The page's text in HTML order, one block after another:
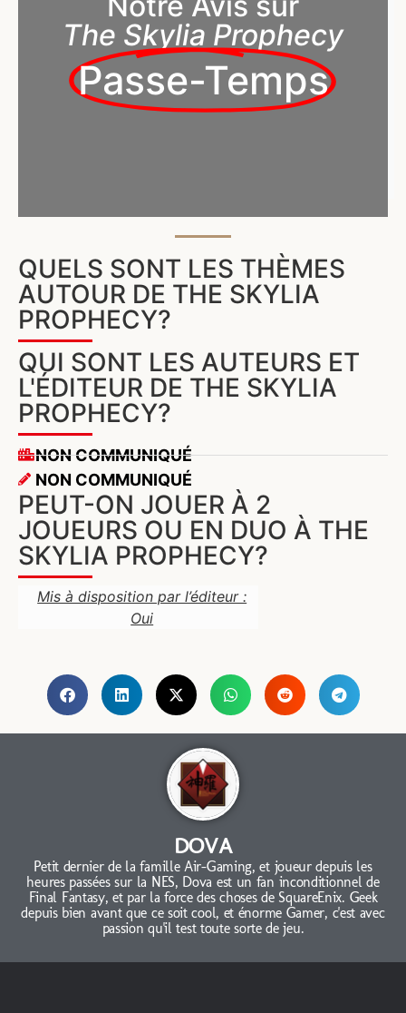
The Skylia Prophecy
Passe-Temps
QUELS SONT LES THÈMES
AUTOUR DE THE SKYLIA
PROPHECY?
QUI SONT LES AUTEURS ET
L'ÉDITEUR DE THE SKYLIA
PROPHECY?
NON COMMUNIQUÉ
NON COMMUNIQUÉ
PEUT-ON JOUER À 2
JOUEURS OU EN DUO À THE
SKYLIA PROPHECY?
Mis à disposition par l’éditeur :
Oui
DOVA
Petit dernier de la famille Air-Gaming, et joueur depuis les
heures passées sur la NES, Dova est un fan inconditionnel de
Final Fantasy, et par la force des choses de SquareEnix. Geek
depuis bien avant que ce soit cool, et énorme Gamer, c'est avec
passion qu'il test toute sorte de jeu.